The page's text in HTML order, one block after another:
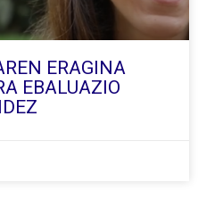
ERAGINA
EBALUAZIO